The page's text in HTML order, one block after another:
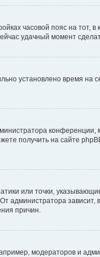
часовой пояс на тот,
удачный момент
установлено время на
получить на сайте
или точки,
администратора зависит,
причин.
модераторов и